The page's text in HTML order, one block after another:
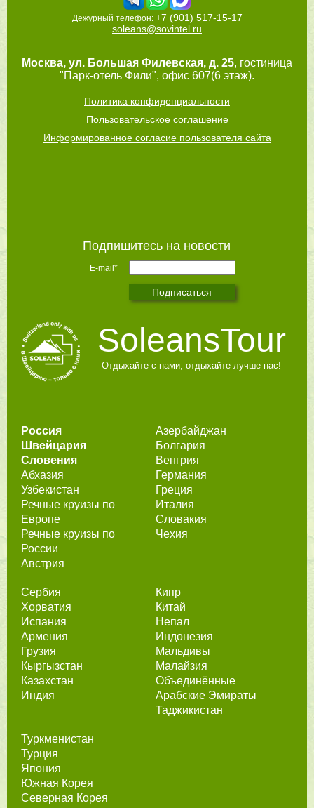
Дежурный телефон: +7 (901) 517-15-17
soleans@sovintel.ru
Москва, ул. Большая Филевская, д. 25, гостиница
"Парк-отель Фили", офис 607(6 этаж).
Политика конфиденциальности
Пользовательское соглашение
Информированное согласие пользователя сайта
Подпишитесь на новости
E-mail*
SoleansTour
Отдыхайте с нами, отдыхайте лучше нас!
Россия
Швейцария
Словения
Абхазия
Узбекистан
Речные круизы по
Европе
Речные круизы по
России
Австрия
Азербайджан
Болгария
Венгрия
Германия
Греция
Италия
Словакия
Чехия
Сербия
Хорватия
Испания
Армения
Грузия
Кыргызстан
Казахстан
Индия
Кипр
Китай
Непал
Индонезия
Мальдивы
Малайзия
Объединённые
Арабские Эмираты
Таджикистан
Туркменистан
Турция
Япония
Южная Корея
Северная Корея